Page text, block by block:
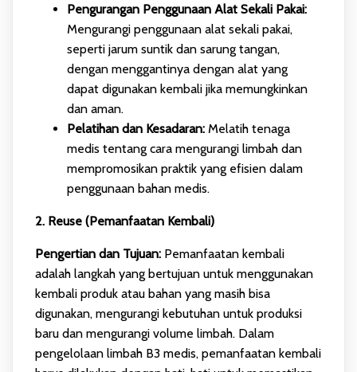
Pengurangan Penggunaan Alat Sekali Pakai:
Mengurangi penggunaan alat sekali pakai,
seperti jarum suntik dan sarung tangan,
dengan menggantinya dengan alat yang
dapat digunakan kembali jika memungkinkan
dan aman.
Pelatihan dan Kesadaran:Melatih tenaga
medis tentang cara mengurangi limbah dan
mempromosikan praktik yang efisien dalam
penggunaan bahan medis.
2. Reuse (Pemanfaatan Kembali)
Pengertian dan Tujuan:Pemanfaatan kembali
adalah langkah yang bertujuan untuk menggunakan
kembali produk atau bahan yang masih bisa
digunakan, mengurangi kebutuhan untuk produksi
baru dan mengurangi volume limbah. Dalam
pengelolaan limbah B3 medis, pemanfaatan kembali